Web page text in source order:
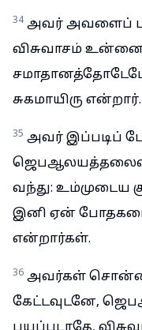
34 அவர் அவளைப்
விசுவாசம் உன்னை
சுகமாயிரு என்றார்.
35 அவர் இப்படிப்
வந்து: உம்முடைய
இனி ஏன் போதகரை
என்றார்கள்.
36 அவர்கள் சொன்ன
கேட்டவுடனே,